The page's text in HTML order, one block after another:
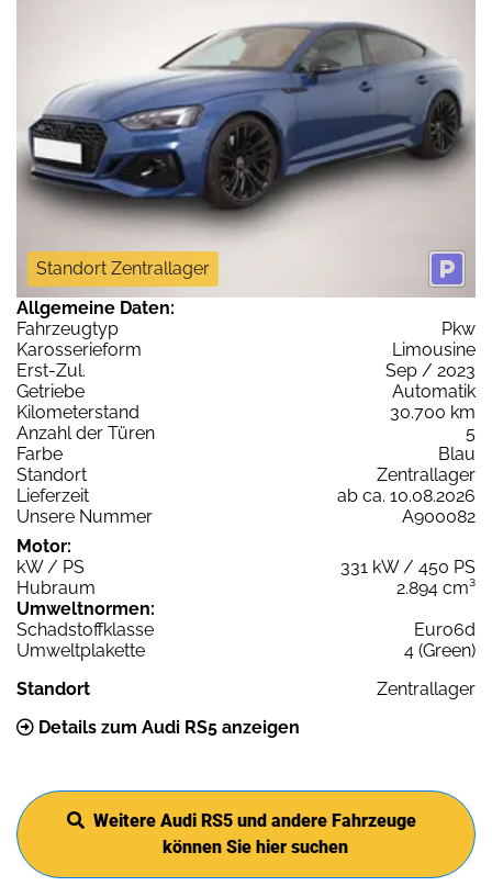
Standort Zentrallager
Allgemeine Daten:
Fahrzeugtyp
Pkw
Karosserieform
Limousine
Erst-Zul.
Sep / 2023
Getriebe
Automatik
Kilometerstand
30.700 km
Anzahl der Türen
5
Farbe
Blau
Standort
Zentrallager
Lieferzeit
ab ca. 10.08.2026
Unsere Nummer
A900082
Motor:
kW / PS
331 kW / 450 PS
Hubraum
2.894 cm³
Umweltnormen:
Schadstoffklasse
Euro6d
Umweltplakette
4 (Green)
Standort
Zentrallager
Details zum Audi RS5 anzeigen
Weitere Audi RS5 und andere Fahrzeuge
können Sie hier suchen